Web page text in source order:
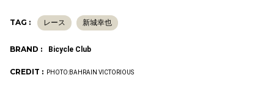
TAG : レース 新城幸也
BRAND : Bicycle Club
CREDIT : PHOTO:BAHRAIN VICTORIOUS